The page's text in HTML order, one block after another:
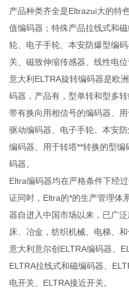
产品种类齐全是Eltrazui大的特
值编码器；特殊产品拉线式和
轮、电子手轮、本安防爆型编
关、磁致伸缩传感器、线性电位
意大利ELTRA旋转编码器是欧
码器，产品有，型单转和型多
带有换向用相信号的编码器、
驱动编码器、电子手轮、本安
编码器、用于转塔**转换的型
码器。
Eltra编码器均在严格条件下经
证同时，Eltra的*的生产管理体
器自进入中国市场以来，已广
床、冶金，纺织机械、电梯、和
意大利意尔创ELTRA编码器、
ELTRA拉线式和磁编码器、
电开关、ELTRA接近开关。